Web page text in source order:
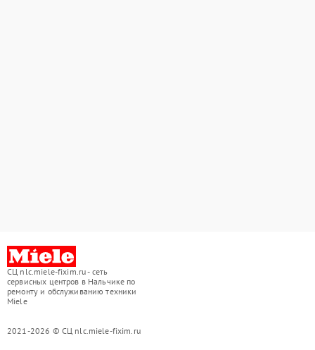
СЦ nlc.miele-fixim.ru - сеть
сервисных центров в Нальчике по
ремонту и обслуживанию техники
Miele
2021-2026 © СЦ nlc.miele-fixim.ru